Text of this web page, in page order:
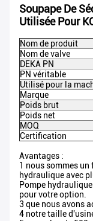
Soupape De
Utilisée Pour
Nom de produit
Nom de valve
DEKA PN
PN véritable
Utilisé pour la
Marque
Poids brut
Poids net
MOQ
Certification
Avantages :
1 nous sommes
hydraulique avec
Pompe
pour votre option.
3 que nous avons
4 notre taille